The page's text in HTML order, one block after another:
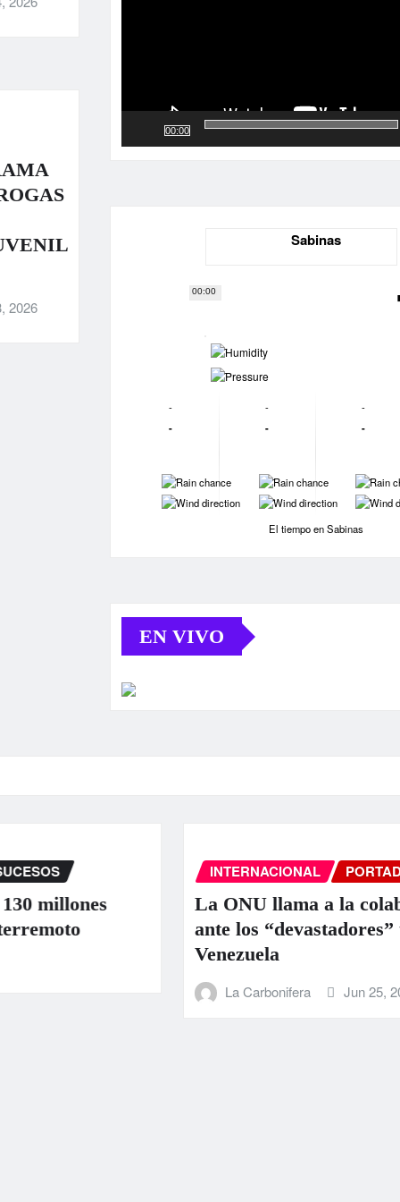
2026
00:00
00:00
Sabinas
-
-
-
-
-
-
-
-
-
-
-
-
-
-
El tiempo en Sabinas
EN VIVO
INTERNACIONAL PORTADA
La ONU llama a la colaboración
ante los “devastadores”
Venezuela
La Carbonifera Jun 25, 2026